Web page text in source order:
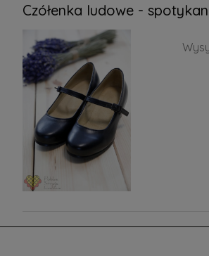
Czółenka ludowe -